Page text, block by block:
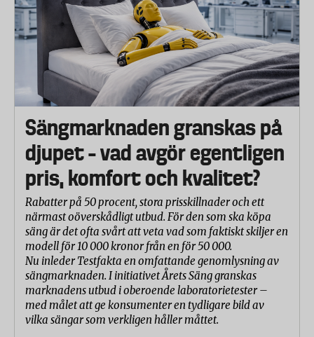
Sängmarknaden granskas på
djupet – vad avgör egentligen
pris, komfort och kvalitet?
Rabatter på 50 procent, stora prisskillnader och ett
närmast oöverskådligt utbud. För den som ska köpa
säng är det ofta svårt att veta vad som faktiskt skiljer en
modell för 10 000 kronor från en för 50 000.
Nu inleder Testfakta en omfattande genomlysning av
sängmarknaden. I initiativet Årets Säng granskas
marknadens utbud i oberoende laboratorietester –
med målet att ge konsumenter en tydligare bild av
vilka sängar som verkligen håller måttet.